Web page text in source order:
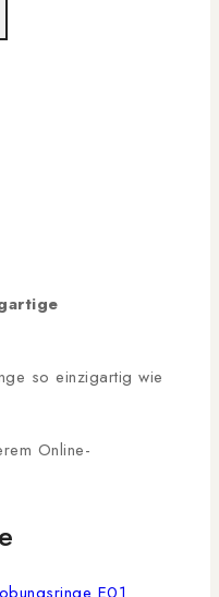
so einzigartig wie
Online-